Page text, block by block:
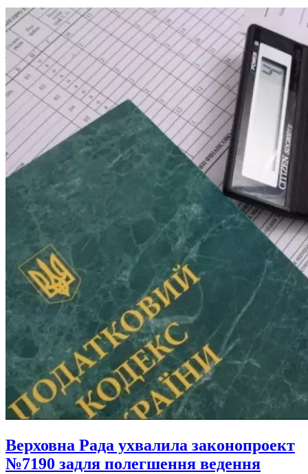
Верховна Рада ухвалила законопроект
№7190 задля полегшення ведення